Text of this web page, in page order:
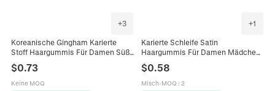
+3
Koreanische Gingham Karierte
Stoff Haargummis Für Damen Süße
Mode Pferdeschwanz Halter
Accessoires
$0.73
Keine MOQ
+1
Karierte Schleife Satin
Haargummis Für Damen Mädchen
Scrunchies Süßer Preppy Stil
Kopfschmuck Zubehör
$0.58
Misch-MOQ : 2